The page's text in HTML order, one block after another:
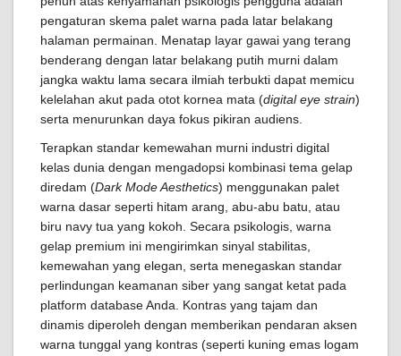
pengaturan skema palet warna pada latar belakang
halaman permainan. Menatap layar gawai yang terang
benderang dengan latar belakang putih murni dalam
jangka waktu lama secara ilmiah terbukti dapat memicu
kelelahan akut pada otot kornea mata (digital eye strain)
serta menurunkan daya fokus pikiran audiens.
Terapkan standar kemewahan murni industri digital
kelas dunia dengan mengadopsi kombinasi tema gelap
diredam (Dark Mode Aesthetics) menggunakan palet
warna dasar seperti hitam arang, abu-abu batu, atau
biru navy tua yang kokoh. Secara psikologis, warna
gelap premium ini mengirimkan sinyal stabilitas,
kemewahan yang elegan, serta menegaskan standar
perlindungan keamanan siber yang sangat ketat pada
platform database Anda. Kontras yang tajam dan
dinamis diperoleh dengan memberikan pendaran aksen
warna tunggal yang kontras (seperti kuning emas logam